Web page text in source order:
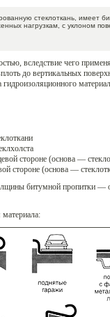
стеклоткань, имеет
нагрузкам, с уклоном
вследствие чего
до вертикальных
стороне (основа —
стороне (основа —
битумной пропитки